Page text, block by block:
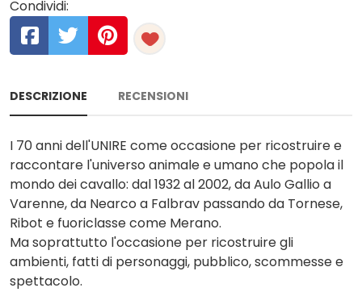
Condividi:
DESCRIZIONE RECENSIONI
I 70 anni dell'UNIRE come occasione per ricostruire e
raccontare l'universo animale e umano che popola il
mondo dei cavallo: dal 1932 al 2002, da Aulo Gallio a
Varenne, da Nearco a Falbrav passando da Tornese,
Ribot e fuoriclasse come Merano.
Ma soprattutto l'occasione per ricostruire gli
ambienti, fatti di personaggi, pubblico, scommesse e
spettacolo.